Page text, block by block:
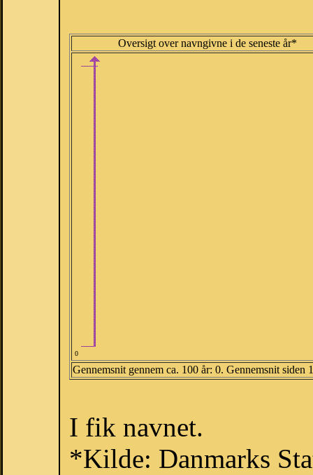
Oversigt over navngivne i de seneste år*
0
Gennemsnit gennem ca. 100 år: 0. Gennemsnit siden
I fik navnet.
*Kilde: Danmarks